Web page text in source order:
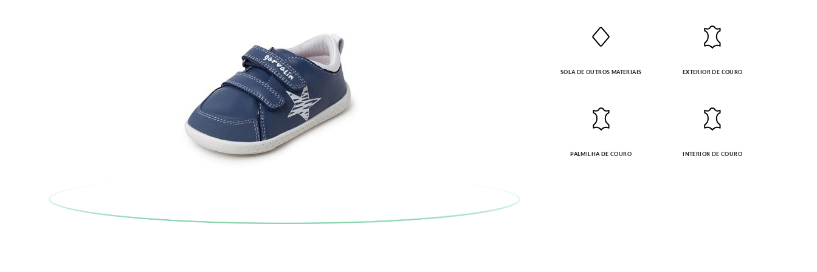
SOLA DE OUTROS MATERIAIS EXTERIOR DE COURO
PALMILHA DE COURO INTERIOR DE COURO